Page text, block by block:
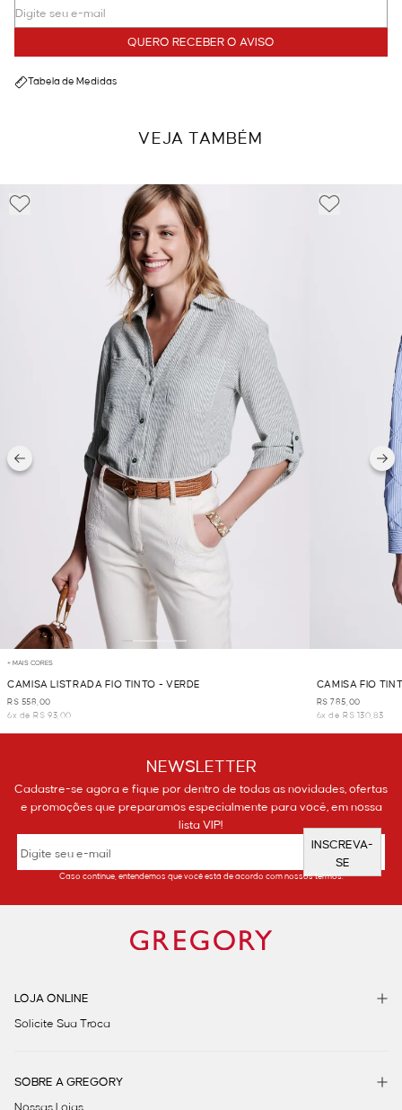
QUERO RECEBER O AVISO
Tabela de Medidas
VEJA TAMBÉM
+ MAIS CORES
CAMISA LISTRADA FIO TINTO - VERDE
R$ 558,00
6x de R$ 93,00
CAMISA FIO
R$ 785,00
6x de R$ 130,83
NEWSLETTER
Cadastre-se agora e fique por dentro de todas as novidades, ofertas
e promoções que preparamos especialmente para você, em nossa
lista VIP!
INSCREVA-
SE
Caso continue, entendemos que você está de acordo com nossos termos.
LOJA ONLINE
Solicite Sua Troca
SOBRE A GREGORY